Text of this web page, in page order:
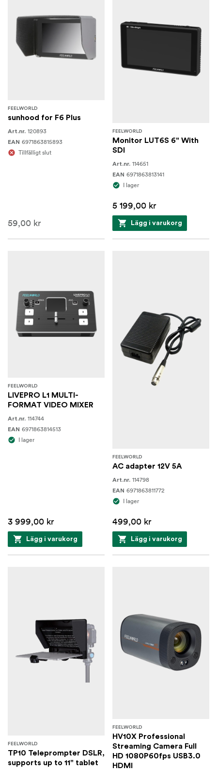
FEELWORLD
sunhood for F6 Plus
Art.nr. 120893
EAN 6971863815893
Tillfälligt slut
59,00 kr
FEELWORLD
Monitor LUT6S 6" With
SDI
Art.nr. 114651
EAN 6971863813141
I lager
5 199,00 kr
Lägg i varukorg
FEELWORLD
LIVEPRO L1 MULTI-
FORMAT VIDEO MIXER
Art.nr. 114744
EAN 6971863814513
I lager
3 999,00 kr
Lägg i varukorg
FEELWORLD
AC adapter 12V 5A
Art.nr. 114798
EAN 6971863811772
I lager
499,00 kr
Lägg i varukorg
FEELWORLD
TP10 Teleprompter DSLR,
supports up to 11" tablet
FEELWORLD
HV10X Professional
Streaming Camera Full
HD 1080P60fps USB3.0
HDMI